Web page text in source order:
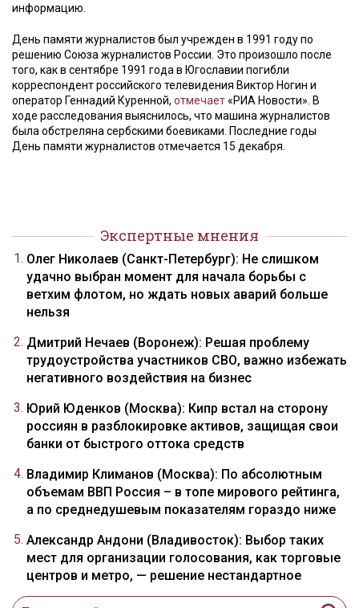
информацию.
День памяти журналистов был учрежден в 1991 году по
решению Союза журналистов России. Это произошло после
того, как в сентябре 1991 года в Югославии погибли
корреспондент российского телевидения Виктор Ногин и
оператор Геннадий Куренной, отмечает«РИА Новости». В
ходе расследования выяснилось, что машина журналистов
была обстреляна сербскими боевиками. Последние годы
День памяти журналистов отмечается 15 декабря.
Экспертные мнения
Олег Николаев (Санкт-Петербург): Не слишком
удачно выбран момент для начала борьбы с
ветхим флотом, но ждать новых аварий больше
нельзя
Дмитрий Нечаев (Воронеж): Решая проблему
трудоустройства участников СВО, важно избежать
негативного воздействия на бизнес
Юрий Юденков (Москва): Кипр встал на сторону
россиян в разблокировке активов, защищая свои
банки от быстрого оттока средств
Владимир Климанов (Москва): По абсолютным
объемам ВВП Россия – в топе мирового рейтинга,
а по среднедушевым показателям гораздо ниже
Александр Андони (Владивосток): Выбор таких
мест для организации голосования, как торговые
центров и метро, — решение нестандартное